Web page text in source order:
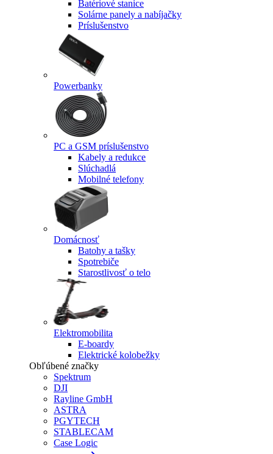
Batériové stanice
Solárne panely a nabíjačky
Príslušenstvo
Powerbanky
PC a GSM príslušenstvo
Kabely a redukce
Slúchadlá
Mobilné telefony
Domácnosť
Batohy a tašky
Spotrebiče
Starostlivosť o telo
Elektromobilita
E-boardy
Elektrické kolobežky
Obľúbené značky
Spektrum
DJI
Rayline GmbH
ASTRA
PGYTECH
STABLECAM
Case Logic